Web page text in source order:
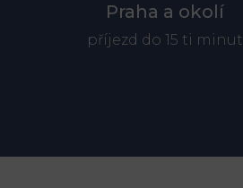
Praha a okolí
příjezd do 15 ti minut